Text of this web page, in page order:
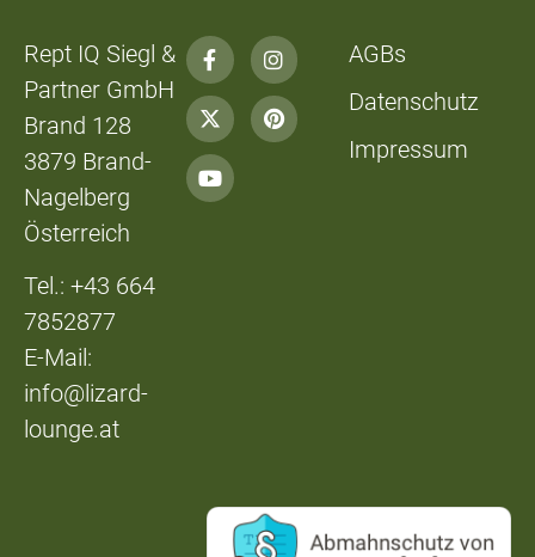
Rept IQ Siegl &
Partner GmbH
Brand 128
3879 Brand-
Nagelberg
Österreich
Tel.: +43 664
7852877
E-Mail:
info@lizard-
lounge.at
AGBs
Datenschutz
Impressum